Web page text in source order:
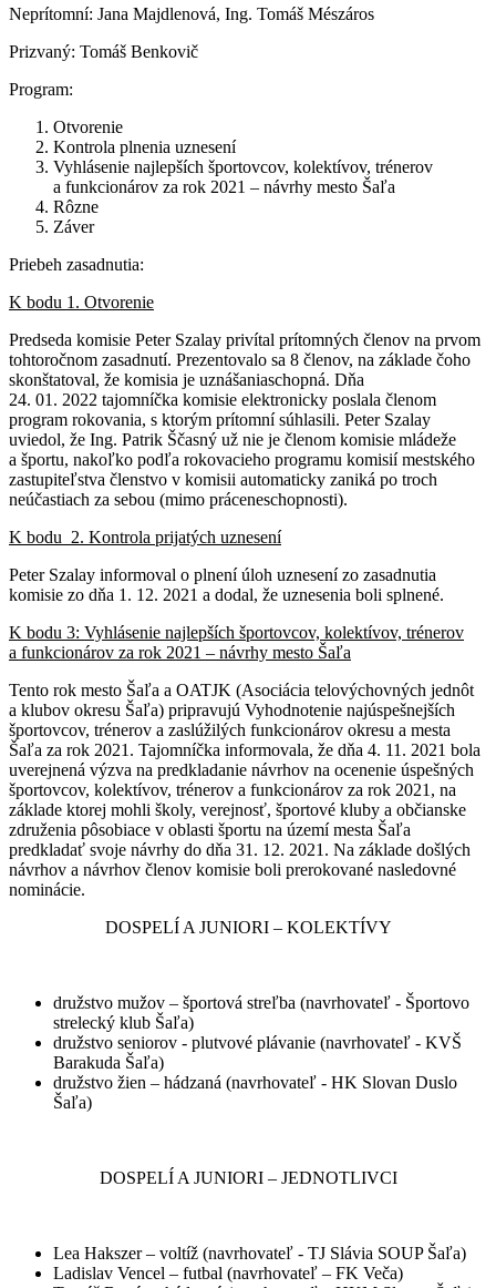
Neprítomní: Jana Majdlenová, Ing. Tomáš Mészáros
Prizvaný: Tomáš Benkovič
Program:
Otvorenie
Kontrola plnenia uznesení
Vyhlásenie najlepších športovcov, kolektívov, trénerov
a funkcionárov za rok 2021 – návrhy mesto Šaľa
Rôzne
Záver
Priebeh zasadnutia:
K bodu 1. Otvorenie
Predseda komisie Peter Szalay privítal prítomných členov na prvom
tohtoročnom zasadnutí. Prezentovalo sa 8 členov, na základe čoho
skonštatoval, že komisia je uznášaniaschopná. Dňa
24. 01. 2022 tajomníčka komisie elektronicky poslala členom
program rokovania, s ktorým prítomní súhlasili. Peter Szalay
uviedol, že Ing. Patrik Ščasný už nie je členom komisie mládeže
a športu, nakoľko podľa rokovacieho programu komisií mestského
zastupiteľstva členstvo v komisii automaticky zaniká po troch
neúčastiach za sebou (mimo práceneschopnosti).
K bodu 2. Kontrola prijatých uznesení
Peter Szalay informoval o plnení úloh uznesení zo zasadnutia
komisie zo dňa 1. 12. 2021 a dodal, že uznesenia boli splnené.
K bodu 3: Vyhlásenie najlepších športovcov, kolektívov, trénerov
a funkcionárov za rok 2021 – návrhy mesto Šaľa
Tento rok mesto Šaľa a OATJK (Asociácia telovýchovných jednôt
a klubov okresu Šaľa) pripravujú Vyhodnotenie najúspešnejších
športovcov, trénerov a zaslúžilých funkcionárov okresu a mesta
Šaľa za rok 2021. Tajomníčka informovala, že dňa 4. 11. 2021 bola
uverejnená výzva na predkladanie návrhov na ocenenie úspešných
športovcov, kolektívov, trénerov a funkcionárov za rok 2021, na
základe ktorej mohli školy, verejnosť, športové kluby a občianske
združenia pôsobiace v oblasti športu na území mesta Šaľa
predkladať svoje návrhy do dňa 31. 12. 2021. Na základe došlých
návrhov a návrhov členov komisie boli prerokované nasledovné
nominácie.
DOSPELÍ A JUNIORI – KOLEKTÍVY
družstvo mužov – športová streľba (navrhovateľ - Športovo
strelecký klub Šaľa)
družstvo seniorov - plutvové plávanie (navrhovateľ - KVŠ
Barakuda Šaľa)
družstvo žien – hádzaná (navrhovateľ - HK Slovan Duslo
Šaľa)
DOSPELÍ A JUNIORI – JEDNOTLIVCI
Lea Hakszer – voltíž (navrhovateľ - TJ Slávia SOUP Šaľa)
Ladislav Vencel – futbal (navrhovateľ – FK Veča)